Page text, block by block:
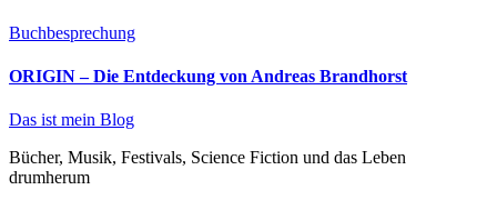
Buchbesprechung
ORIGIN – Die Entdeckung von Andreas Brandhorst
Das ist mein Blog
Bücher, Musik, Festivals, Science Fiction und das Leben
drumherum